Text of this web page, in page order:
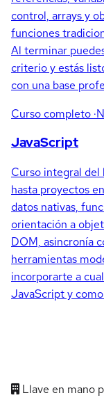
control, arrays y
funciones
Al terminar
criterio y estás
con una base
Curso completo
JavaScript
Curso integral del
hasta proyectos
datos nativas,
orientación a
DOM, asincronía
herramientas
incorporarte a
JavaScript y
Llave en mano